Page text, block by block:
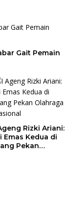
Gait Pemain
Rizki Ariani:
Emas Kedua di
Pekan